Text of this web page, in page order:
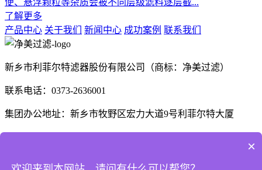
了解更多
产品中心 关于我们 新闻中心 成功案例 联系我们
新乡市利菲尔特滤器股份有限公司（商标：净美过滤）
联系电话：0373-2636001
集团办公地址：新乡市牧野区宏力大道9号利菲尔特大厦
×